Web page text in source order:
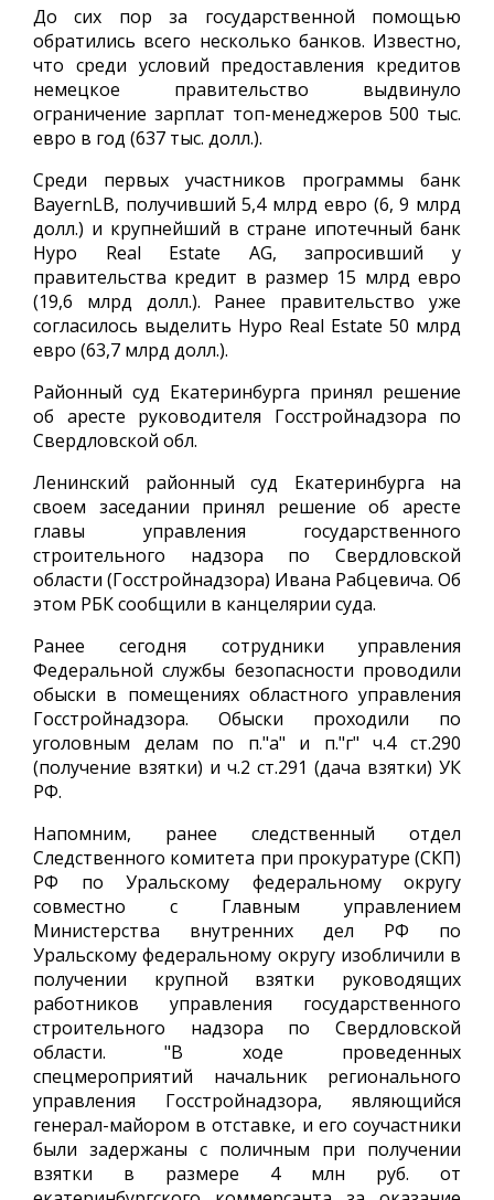
До сих пор за государственной помощью
обратились всего несколько банков. Известно,
что среди условий предоставления кредитов
немецкое правительство выдвинуло
ограничение зарплат топ-менеджеров 500 тыс.
евро в год (637 тыс. долл.).
Среди первых участников программы банк
BayernLB, получивший 5,4 млрд евро (6, 9 млрд
долл.) и крупнейший в стране ипотечный банк
Hypo Real Estate AG, запросивший у
правительства кредит в размер 15 млрд евро
(19,6 млрд долл.). Ранее правительство уже
согласилось выделить Hypo Real Estate 50 млрд
евро (63,7 млрд долл.).
Районный суд Екатеринбурга принял решение
об аресте руководителя Госстройнадзора по
Свердловской обл.
Ленинский районный суд Екатеринбурга на
своем заседании принял решение об аресте
главы управления государственного
строительного надзора по Свердловской
области (Госстройнадзора) Ивана Рабцевича. Об
этом РБК сообщили в канцелярии суда.
Ранее сегодня сотрудники управления
Федеральной службы безопасности проводили
обыски в помещениях областного управления
Госстройнадзора. Обыски проходили по
уголовным делам по п."а" и п."г" ч.4 ст.290
(получение взятки) и ч.2 ст.291 (дача взятки) УК
РФ.
Напомним, ранее следственный отдел
Следственного комитета при прокуратуре (СКП)
РФ по Уральскому федеральному округу
совместно с Главным управлением
Министерства внутренних дел РФ по
Уральскому федеральному округу изобличили в
получении крупной взятки руководящих
работников управления государственного
строительного надзора по Свердловской
области. "В ходе проведенных
спецмероприятий начальник регионального
управления Госстройнадзора, являющийся
генерал-майором в отставке, и его соучастники
были задержаны с поличным при получении
взятки в размере 4 млн руб. от